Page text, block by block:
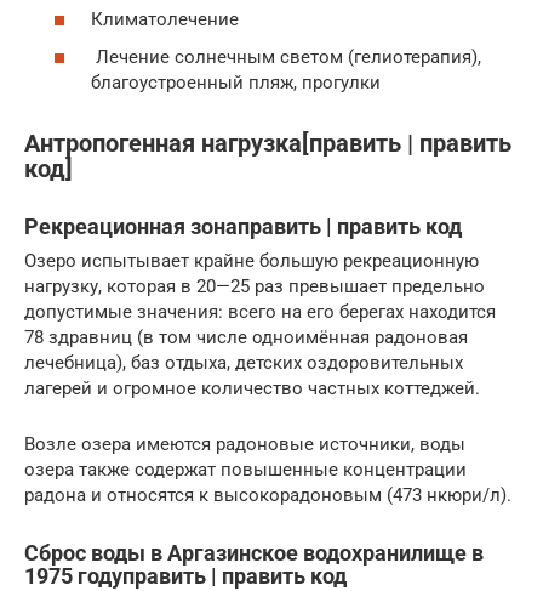
Климатолечение
Лечение солнечным светом (гелиотерапия),
благоустроенный пляж, прогулки
Антропогенная нагрузка[править | править
код]
Рекреационная зонаправить | править код
Озеро испытывает крайне большую рекреационную
нагрузку, которая в 20—25 раз превышает предельно
допустимые значения: всего на его берегах находится
78 здравниц (в том числе одноимённая радоновая
лечебница), баз отдыха, детских оздоровительных
лагерей и огромное количество частных коттеджей.
Возле озера имеются радоновые источники, воды
озера также содержат повышенные концентрации
радона и относятся к высокорадоновым (473 нкюри/л).
Сброс воды в Аргазинское водохранилище в
1975 годуправить | править код